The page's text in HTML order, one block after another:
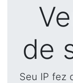
de
Seu IP fez